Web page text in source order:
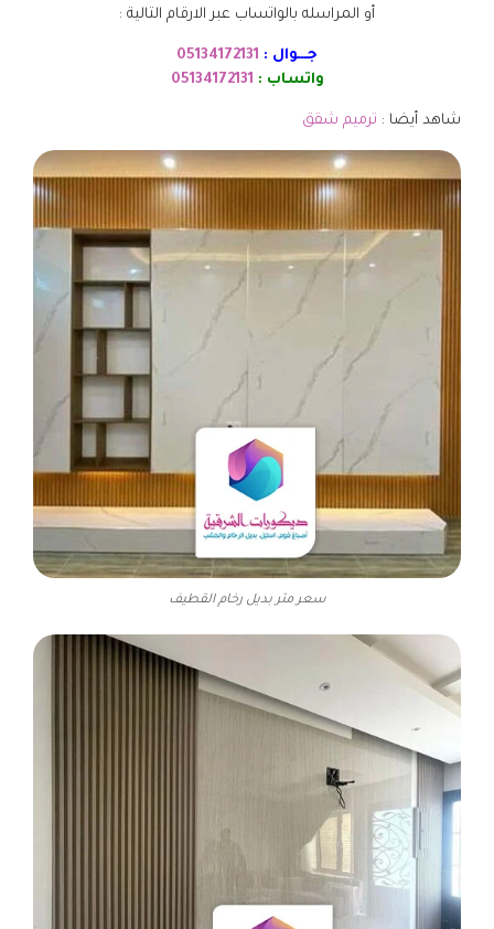
أو المراسله بالواتساب عبر الارقام التالية :
جـــوال : 05134172131
واتساب : 05134172131
شاهد أيضا : ترميم شقق
سعر متر بديل رخام القطيف